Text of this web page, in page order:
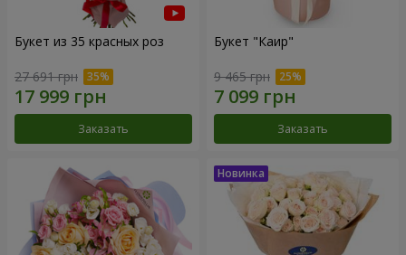
Букет из 35 красных роз
27 691 грн
Заказать
Букет "Каир"
9 465 грн
Заказать